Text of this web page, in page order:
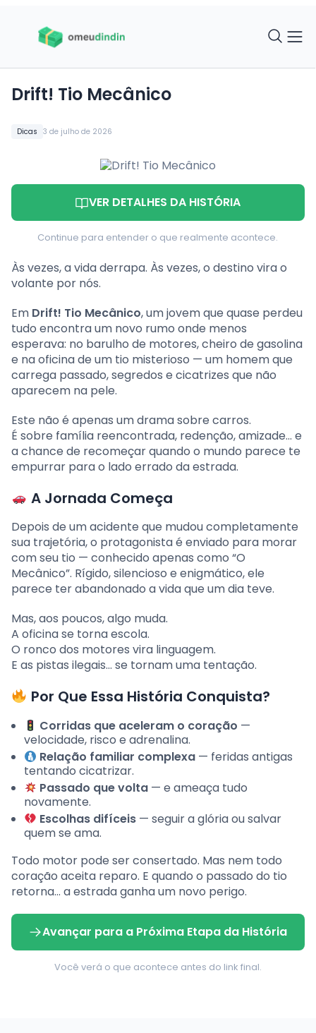
Dicas 3 de julho de 2026
Drift! Tio Mecânico
VER DETALHES DA HISTÓRIA
Continue para entender o que realmente acontece.
Às vezes, a vida derrapa. Às vezes, o destino vira o
volante por nós.
Em Drift! Tio Mecânico, um jovem que quase perdeu
tudo encontra um novo rumo onde menos
esperava: no barulho de motores, cheiro de gasolina
e na oficina de um tio misterioso — um homem que
carrega passado, segredos e cicatrizes que não
aparecem na pele.
Este não é apenas um drama sobre carros.
É sobre família reencontrada, redenção, amizade… e
a chance de recomeçar quando o mundo parece te
empurrar para o lado errado da estrada.
A Jornada Começa
Depois de um acidente que mudou completamente
sua trajetória, o protagonista é enviado para morar
com seu tio — conhecido apenas como “O
Mecânico”. Rígido, silencioso e enigmático, ele
parece ter abandonado a vida que um dia teve.
Mas, aos poucos, algo muda.
A oficina se torna escola.
O ronco dos motores vira linguagem.
E as pistas ilegais… se tornam uma tentação.
Por Que Essa História Conquista?
Corridas que aceleram o coração —
velocidade, risco e adrenalina.
Relação familiar complexa — feridas antigas
tentando cicatrizar.
Passado que volta — e ameaça tudo
novamente.
Escolhas difíceis — seguir a glória ou salvar
quem se ama.
Todo motor pode ser consertado. Mas nem todo
coração aceita reparo. E quando o passado do tio
retorna… a estrada ganha um novo perigo.
Avançar para a Próxima Etapa da História
Você verá o que acontece antes do link final.